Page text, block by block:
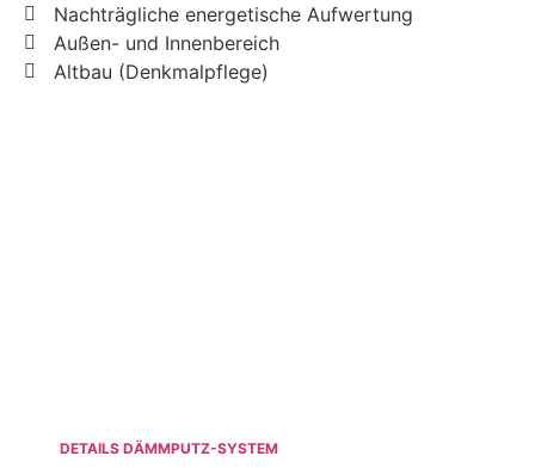
Nachträgliche energetische Aufwertung
Außen- und Innenbereich
Altbau (Denkmalpflege)
DETAILS DÄMMPUTZ-SYSTEM